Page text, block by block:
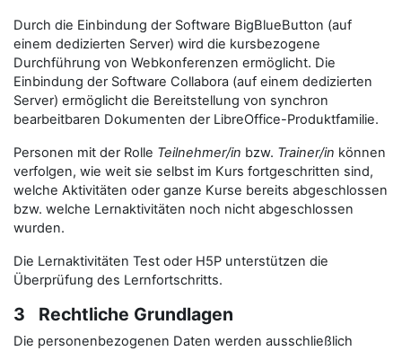
Durch die Einbindung der Software BigBlueButton (auf
einem dedizierten Server) wird die kursbezogene
Durchführung von Webkonferenzen ermöglicht. Die
Einbindung der Software Collabora (auf einem dedizierten
Server) ermöglicht die Bereitstellung von synchron
bearbeitbaren Dokumenten der LibreOffice-Produktfamilie.
Personen mit der Rolle Teilnehmer/in bzw. Trainer/in können
verfolgen, wie weit sie selbst im Kurs fortgeschritten sind,
welche Aktivitäten oder ganze Kurse bereits abgeschlossen
bzw. welche Lernaktivitäten noch nicht abgeschlossen
wurden.
Die Lernaktivitäten Test oder H5P unterstützen die
Überprüfung des Lernfortschritts.
3 Rechtliche Grundlagen
Die personenbezogenen Daten werden ausschließlich